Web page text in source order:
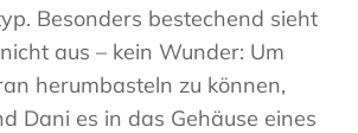
Besonders bestechend sieht
aus – kein Wunder: Um
herumbasteln zu können,
Dani es in das Gehäuse eines